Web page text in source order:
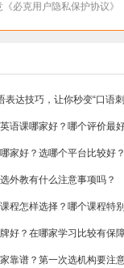
必克用户隐私保护协议》
家好？选哪个平台比较好？
外教有什么注意事项吗？